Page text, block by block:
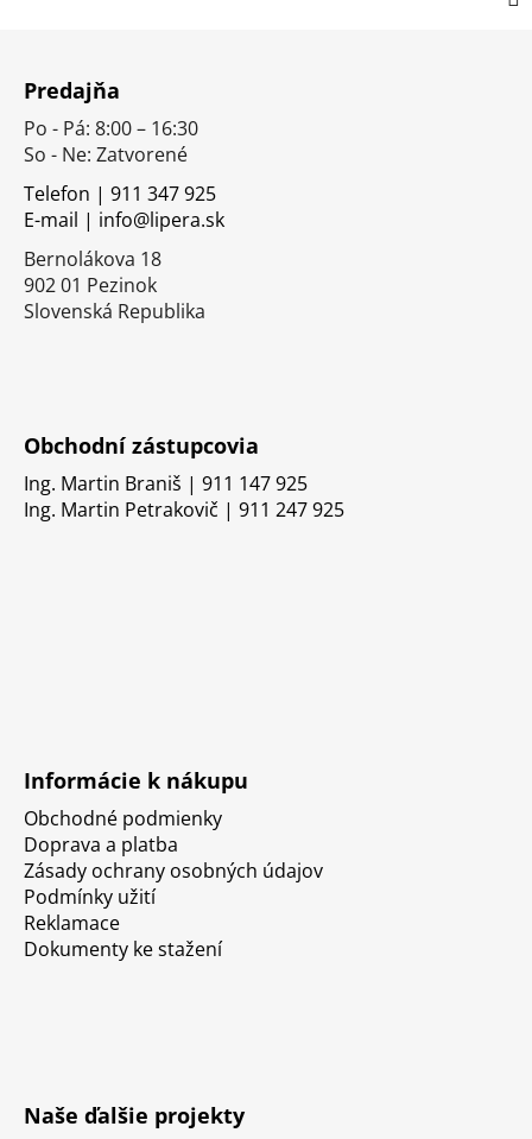
Predajňa
Po - Pá: 8:00 – 16:30
So - Ne: Zatvorené
Telefon | 911 347 925
E-mail | info@lipera.sk
Bernolákova 18
902 01 Pezinok
Slovenská Republika
Obchodní zástupcovia
Ing. Martin Braniš | 911 147 925
Ing. Martin Petrakovič | 911 247 925
Informácie k nákupu
Obchodné podmienky
Doprava a platba
Zásady ochrany osobných údajov
Podmínky užití
Reklamace
Dokumenty ke stažení
Naše ďalšie projekty